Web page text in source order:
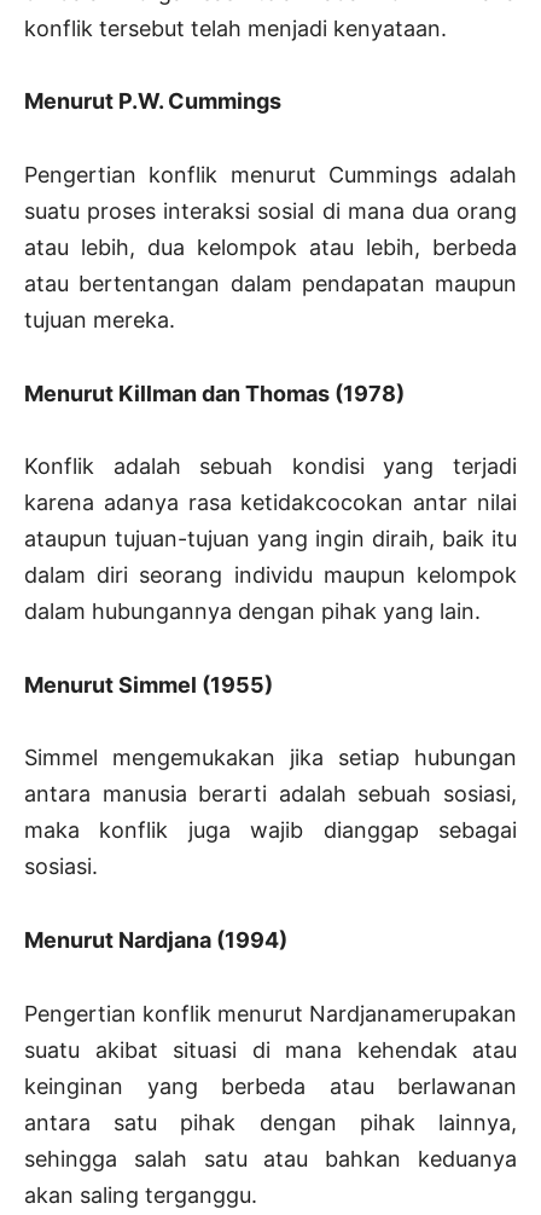
konflik tersebut telah menjadi kenyataan.
Menurut P.W. Cummings
Pengertian konflik menurut Cummings adalah
suatu proses interaksi sosial di mana dua orang
atau lebih, dua kelompok atau lebih, berbeda
atau bertentangan dalam pendapatan maupun
tujuan mereka.
Menurut Killman dan Thomas (1978)
Konflik adalah sebuah kondisi yang terjadi
karena adanya rasa ketidakcocokan antar nilai
ataupun tujuan-tujuan yang ingin diraih, baik itu
dalam diri seorang individu maupun kelompok
dalam hubungannya dengan pihak yang lain.
Menurut Simmel (1955)
Simmel mengemukakan jika setiap hubungan
antara manusia berarti adalah sebuah sosiasi,
maka konflik juga wajib dianggap sebagai
sosiasi.
Menurut Nardjana (1994)
Pengertian konflik menurut Nardjanamerupakan
suatu akibat situasi di mana kehendak atau
keinginan yang berbeda atau berlawanan
antara satu pihak dengan pihak lainnya,
sehingga salah satu atau bahkan keduanya
akan saling terganggu.